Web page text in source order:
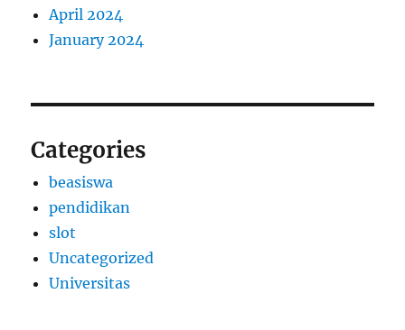
April 2024
January 2024
Categories
beasiswa
pendidikan
slot
Uncategorized
Universitas